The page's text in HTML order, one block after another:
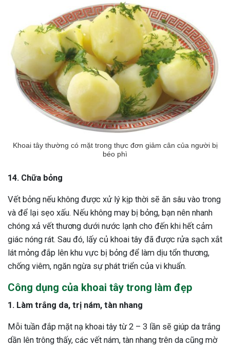
Khoai tây thường có mặt trong thực đơn giảm cân của người bị
béo phì
14. Chữa bỏng
Vết bỏng nếu không được xử lý kịp thời sẽ ăn sâu vào trong
và để lại sẹo xấu. Nếu không may bị bỏng, bạn nên nhanh
chóng xả vết thương dưới nước lạnh cho đến khi hết cảm
giác nóng rát. Sau đó, lấy củ khoai tây đã được rửa sạch xắt
lát mỏng đắp lên khu vực bị bỏng để làm dịu tổn thương,
chống viêm, ngăn ngừa sự phát triển của vi khuẩn.
Công dụng của khoai tây trong làm đẹp
1. Làm trắng da, trị nám, tàn nhang
Mỗi tuần đắp mặt nạ khoai tây từ 2 – 3 lần sẽ giúp da trắng
dần lên trông thấy, các vết nám, tàn nhang trên da cũng mờ